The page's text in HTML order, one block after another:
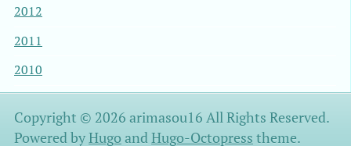
2012
2011
2010
Copyright © 2026 arimasou16 All Rights Reserved.
Powered byHugo andHugo-Octopress theme.